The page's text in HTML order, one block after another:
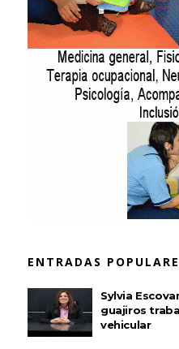
ENTRADAS
Sylvia
guajiros
vehicular